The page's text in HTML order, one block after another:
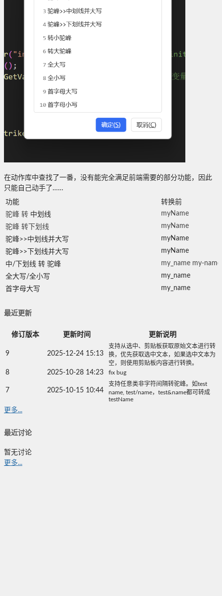
在动作库中查找了一番，没有能完全满足前端需要的部分功能，因此
只能自己动手了……
功能
转换前
驼峰 转 中划线
myName
驼峰 转下划线
myName
驼峰>>中划线并大写
myName
驼峰>>下划线并大写
myName
中/下划线 转 驼峰
my_name my-name
全大写/全小写
my_name
首字母大写
my_name
最近更新
修订版本 更新时间 更新说明
9 2025-12-24 15:13
支持从选中、剪贴板获取原始文本进行转
换，优先获取选中文本，如果选中文本为
空，则使用剪贴板内容进行转换。
8 2025-10-28 14:23 fix bug
7 2025-10-15 10:44
支持任意类非字符间隔转驼峰。如test
name, test/name，test&name都可转成
testName
更多...
最近讨论
暂无讨论
更多...